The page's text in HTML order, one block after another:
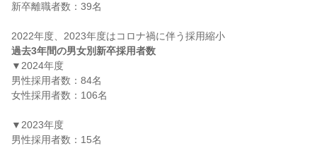
新卒離職者数：39名
過去3年間の男女別新卒採用者数
▼2024年度
男性採用者数：84名
女性採用者数：106名
▼2023年度
男性採用者数：15名